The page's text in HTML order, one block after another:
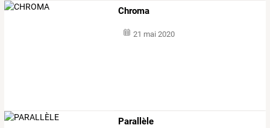
Chroma
21 mai 2020
Parallèle